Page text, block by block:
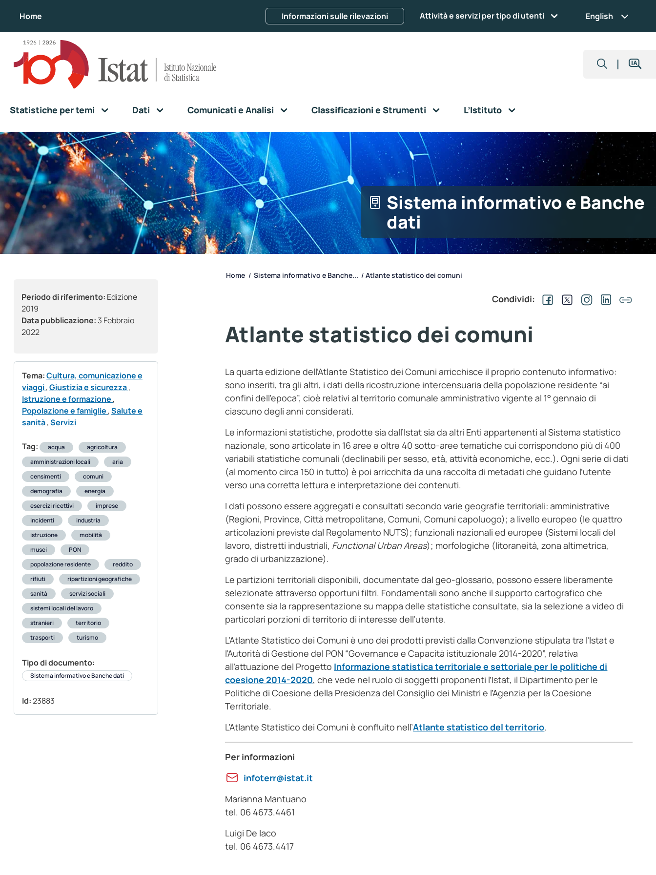
Home Informazioni sulle rilevazioni Attività e servizi per tipo di utenti English
Statistiche per temi Dati Comunicati e Analisi Classificazioni e Strumenti L’Istituto
Sistema informativo e Banche
dati
Periodo di riferimento: Edizione
2019
Data pubblicazione: 3 Febbraio
2022
Tema:Cultura, comunicazione e
viaggi,Giustizia e sicurezza,
Istruzione e formazione ,
Popolazione e famiglie ,Salute e
sanità,Servizi
Tag: acqua
agricoltura
amministrazioni locali
aria
censimenti
comuni
demografia
energia
esercizi ricettivi
imprese
incidenti
industria
istruzione
mobilità
musei
PON
popolazione residente
reddito
rifiuti
ripartizioni geografiche
sanità
servizi sociali
sistemi locali del lavoro
stranieri
territorio
trasporti
turismo
Tipo di documento:
Sistema informativo e Banche dati
Id:23883
Home / Sistema informativo e Banche... / Atlante statistico dei comuni
Condividi:
Atlante statistico dei comuni
La quarta edizione dell’Atlante Statistico dei Comuni arricchisce il proprio contenuto informativo:
sono inseriti, tra gli altri, i dati della ricostruzione intercensuaria della popolazione residente “ai
confini dell’epoca”, cioè relativi al territorio comunale amministrativo vigente al 1° gennaio di
ciascuno degli anni considerati.
Le informazioni statistiche, prodotte sia dall’Istat sia da altri Enti appartenenti al Sistema statistico
nazionale, sono articolate in 16 aree e oltre 40 sotto-aree tematiche cui corrispondono più di 400
variabili statistiche comunali (declinabili per sesso, età, attività economiche, ecc.). Ogni serie di dati
(al momento circa 150 in tutto) è poi arricchita da una raccolta di metadati che guidano l’utente
verso una corretta lettura e interpretazione dei contenuti.
I dati possono essere aggregati e consultati secondo varie geografie territoriali: amministrative
(Regioni, Province, Città metropolitane, Comuni, Comuni capoluogo); a livello europeo (le quattro
articolazioni previste dal Regolamento NUTS); funzionali nazionali ed europee (Sistemi locali del
lavoro, distretti industriali, Functional Urban Areas); morfologiche (litoraneità, zona altimetrica,
grado di urbanizzazione).
Le partizioni territoriali disponibili, documentate dal geo-glossario, possono essere liberamente
selezionate attraverso opportuni filtri. Fondamentali sono anche il supporto cartografico che
consente sia la rappresentazione su mappa delle statistiche consultate, sia la selezione a video di
particolari porzioni di territorio di interesse dell’utente.
L’Atlante Statistico dei Comuni è uno dei prodotti previsti dalla Convenzione stipulata tra l’Istat e
l’Autorità di Gestione del PON “Governance e Capacità istituzionale 2014-2020”, relativa
all’attuazione del Progetto Informazione statistica territoriale e settoriale per le politiche di
coesione 2014-2020, che vede nel ruolo di soggetti proponenti l’Istat, il Dipartimento per le
Politiche di Coesione della Presidenza del Consiglio dei Ministri e l’Agenzia per la Coesione
Territoriale.
L’Atlante Statistico dei Comuni è confluito nell’Atlante statistico del territorio.
Per informazioni
infoterr@istat.it
Marianna Mantuano
tel. 06 4673.4461
Luigi De Iaco
tel. 06 4673.4417